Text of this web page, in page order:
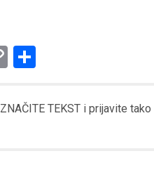
CopyShare
TEKST i prijavite